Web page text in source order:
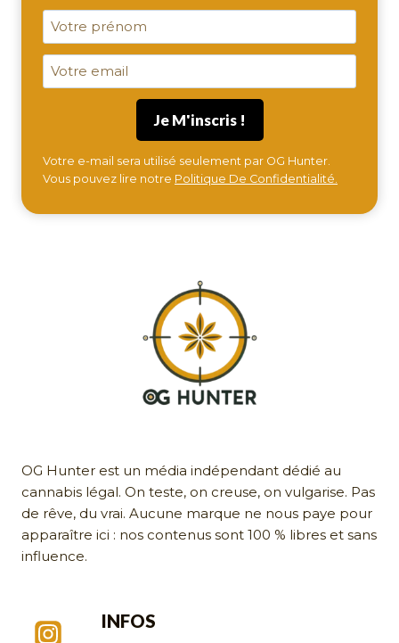
Votre e-mail sera utilisé seulement par OG Hunter.
Vous pouvez lire notre Politique De Confidentialité.
OG Hunter est un média indépendant dédié au
cannabis légal. On teste, on creuse, on vulgarise. Pas
de rêve, du vrai. Aucune marque ne nous paye pour
apparaître ici : nos contenus sont 100 % libres et sans
influence.
INFOS